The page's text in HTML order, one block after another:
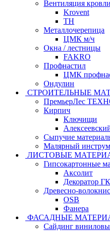
Вентиляция кровли
Krovent
ТН
Металлочерепица
ЦМК м/ч
Окна / лестницы
FAKRO
Профнастил
ЦМК
Ондулин
СТРОИТЕЛЬНЫЕ
ПремьерЛес
Кирпич
Ключищи
Сыпучие
Малярный
ЛИСТОВЫЕ
Гипсокартонные
Аксолит
Декоратор
Древесно-
OSB
Фанера
ФАСАДНЫЕ
Сайдинг